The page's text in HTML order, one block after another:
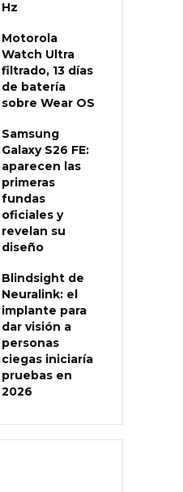
Hz
Motorola
Watch Ultra
filtrado, 13 días
de batería
sobre Wear OS
Samsung
Galaxy S26 FE:
aparecen las
primeras
fundas
oficiales y
revelan su
diseño
Blindsight de
Neuralink: el
implante para
dar visión a
personas
ciegas iniciaría
pruebas en
2026